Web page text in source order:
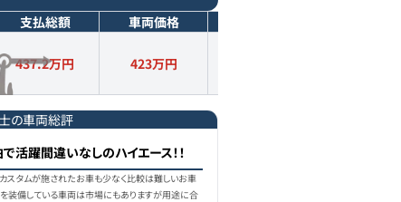
支払総額 車両価格
437.2万円 423万円
の車両総評
活躍間違いなしのハイエース！！
スタムが施されたお車も少なく比較は難しいお車
を装備している車両は市場にもありますが用途に合